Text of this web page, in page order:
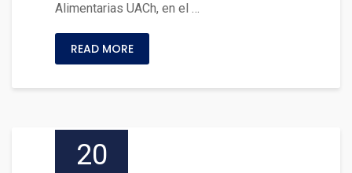
Alimentarias UACh, en el …
READ MORE
20